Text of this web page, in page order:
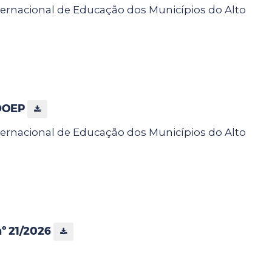
de Educação dos Municípios do Alto
de Educação dos Municípios do Alto
21/2026